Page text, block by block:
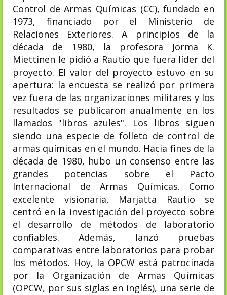
Control de Armas Químicas (CC), fundado en
1973, financiado por el Ministerio de
Relaciones Exteriores. A principios de la
década de 1980, la profesora Jorma K.
Miettinen le pidió a Rautio que fuera líder del
proyecto. El valor del proyecto estuvo en su
apertura: la encuesta se realizó por primera
vez fuera de las organizaciones militares y los
resultados se publicaron anualmente en los
llamados "libros azules". Los libros siguen
siendo una especie de folleto de control de
armas químicas en el mundo. Hacia fines de la
década de 1980, hubo un consenso entre las
grandes potencias sobre el Pacto
Internacional de Armas Químicas. Como
excelente visionaria, Marjatta Rautio se
centró en la investigación del proyecto sobre
el desarrollo de métodos de laboratorio
confiables. Además, lanzó pruebas
comparativas entre laboratorios para probar
los métodos. Hoy, la OPCW está patrocinada
por la Organización de Armas Químicas
(OPCW, por sus siglas en inglés), una serie de